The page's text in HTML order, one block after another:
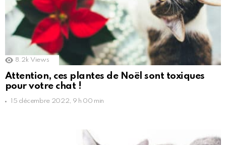
8.2k Views
Attention, ces plantes de Noël sont toxiques
pour votre chat !
15 décembre 2022, 9 h 00 min